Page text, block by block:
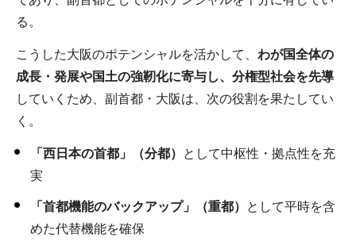
る。
こうした大阪のポテンシャルを活かして、 わが国全体の
成長・発展や国土の強靭化に寄与し、分権型社会を先導
していくため、副首都・大阪は、次の役割を果たしてい
く。
「西日本の首都」（分都）
として中枢性・拠点性を充
実
「首都機能のバックアップ」（重都）
として平時を含
めた代替機能を確保